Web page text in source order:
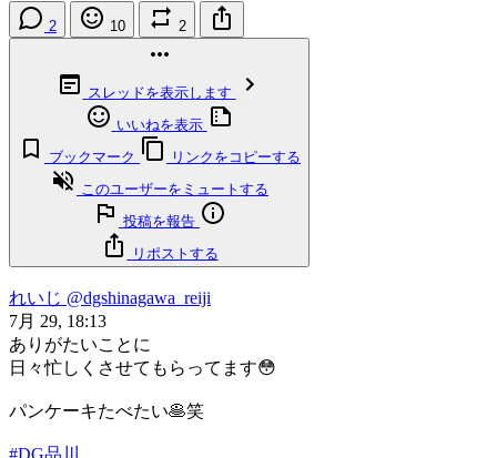
2 10 2
スレッドを表示します
いいねを表示
ブックマーク
リンクをコピーする
このユーザーをミュートする
投稿を報告
リポストする
れいじ @dgshinagawa_reiji
7月 29, 18:13
ありがたいことに
日々忙しくさせてもらってます😳
パンケーキたべたい🥞笑
#DG品川